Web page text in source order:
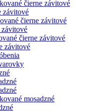
čierne závitové
závitové
čierne závitové
čierne závitové
závitové
mosadzné